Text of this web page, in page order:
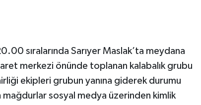
sıralarında Sarıyer Maslak’ta meydana
merkezi önünde toplanan kalabalık grubu
ekipleri grubun yanına giderek durumu
sosyal medya üzerinden kimlik